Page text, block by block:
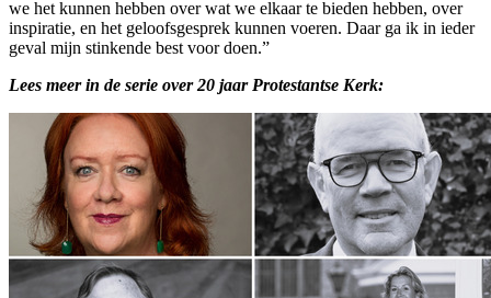
we het kunnen hebben over wat we elkaar te bieden hebben, over
inspiratie, en het geloofsgesprek kunnen voeren. Daar ga ik in ieder
geval mijn stinkende best voor doen.”
Lees meer in de serie over 20 jaar Protestantse Kerk: